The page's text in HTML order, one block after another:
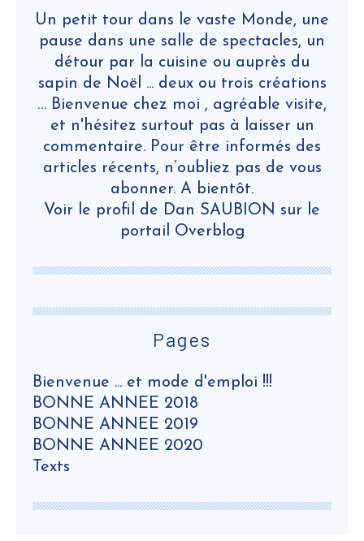
Pages
Bienvenue ... et mode d'emploi !!!
BONNE ANNEE 2018
BONNE ANNEE 2019
BONNE ANNEE 2020
Texts
Un petit tour dans le vaste Monde, une
pause dans une salle de spectacles, un
détour par la cuisine ou auprès du
sapin de Noël ... deux ou trois créations
… Bienvenue chez moi , agréable visite,
et n'hésitez surtout pas à laisser un
commentaire. Pour être informés des
articles récents, n’oubliez pas de vous
abonner. A bientôt.
Voir le profil de Dan SAUBION sur le
portail Overblog